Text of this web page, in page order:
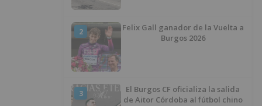
2
Felix Gall ganador de la Vuelta a
Burgos 2026
3
El Burgos CF oficializa la salida
de Aitor Córdoba al fútbol chino